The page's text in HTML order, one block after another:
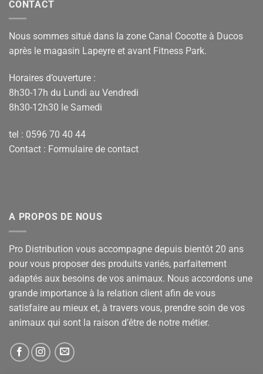
CONTACT
Nous sommes situé dans la zone Canal Cocotte à Ducos
après le magasin Lapeyre et avant Fitness Park.
Horaires d’ouverture :
8h30-17h du Lundi au Vendredi
8h30-12h30 le Samedi
tel : 0596 70 40 44
Contact : Formulaire de contact
A PROPOS DE NOUS
Pro Distribution vous accompagne depuis bientôt 20 ans
pour vous proposer des produits variés, parfaitement
adaptés aux besoins de vos animaux. Nous accordons une
grande importance à la relation client afin de vous
satisfaire au mieux et, à travers vous, prendre soin de vos
animaux qui sont la raison d’être de notre métier.